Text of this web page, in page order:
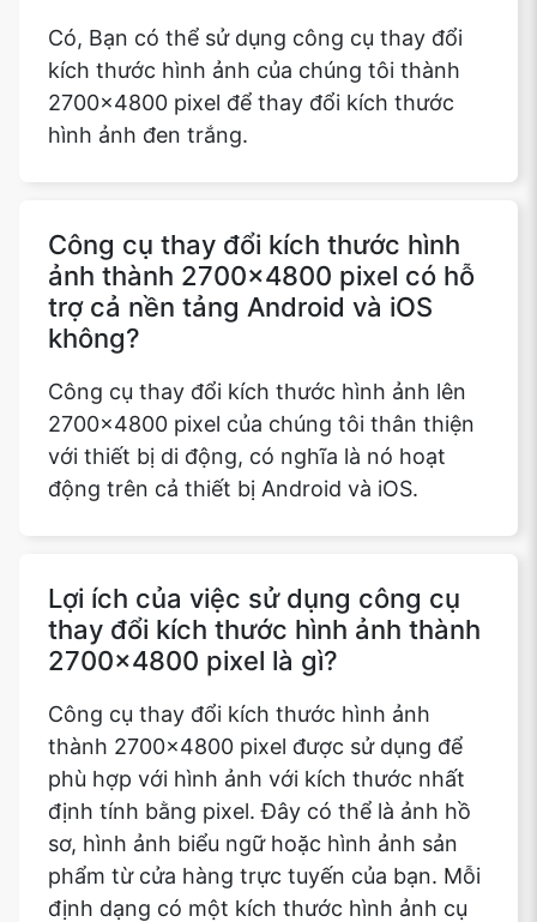
Copy Link
Có, Bạn có thể sử dụng công cụ thay đổi
kích thước hình ảnh của chúng tôi thành
2700x4800 pixel để thay đổi kích thước
hình ảnh đen trắng.
Công cụ thay đổi kích thước hình
ảnh thành 2700x4800 pixel có hỗ
trợ cả nền tảng Android và iOS
không?
Công cụ thay đổi kích thước hình ảnh lên
2700x4800 pixel của chúng tôi thân thiện
với thiết bị di động, có nghĩa là nó hoạt
động trên cả thiết bị Android và iOS.
Lợi ích của việc sử dụng công cụ
thay đổi kích thước hình ảnh thành
2700x4800 pixel là gì?
Công cụ thay đổi kích thước hình ảnh
thành 2700x4800 pixel được sử dụng để
phù hợp với hình ảnh với kích thước nhất
định tính bằng pixel. Đây có thể là ảnh hồ
sơ, hình ảnh biểu ngữ hoặc hình ảnh sản
phẩm từ cửa hàng trực tuyến của bạn. Mỗi
định dạng có một kích thước hình ảnh cụ